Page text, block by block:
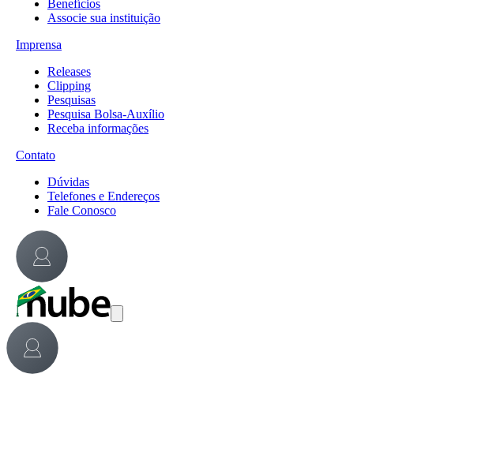
Benefícios
Associe sua instituição
Imprensa
Releases
Clipping
Pesquisas
Pesquisa Bolsa-Auxílio
Receba informações
Contato
Dúvidas
Telefones e Endereços
Fale Conosco